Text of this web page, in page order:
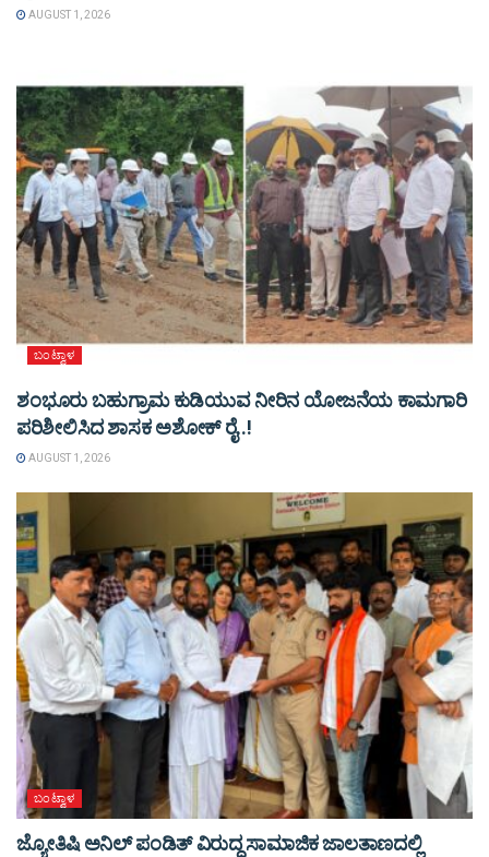
AUGUST 1, 2026
ಬಂಟ್ವಾಳ
ಶಂಭೂರು ಬಹುಗ್ರಾಮ ಕುಡಿಯುವ ನೀರಿನ ಯೋಜನೆಯ ಕಾಮಗಾರಿ
ಪರಿಶೀಲಿಸಿದ ಶಾಸಕ ಅಶೋಕ್ ರೈ..!
AUGUST 1, 2026
ಬಂಟ್ವಾಳ
ಜ್ಯೋತಿಷಿ ಅನಿಲ್ ಪಂಡಿತ್ ವಿರುದ್ದ ಸಾಮಾಜಿಕ ಜಾಲತಾಣದಲ್ಲಿ